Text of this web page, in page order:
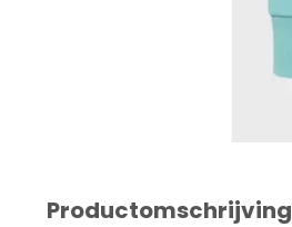
Productomschrijving